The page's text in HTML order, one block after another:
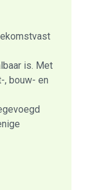
is. Met
, bouw- en